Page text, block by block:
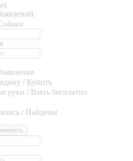
/ Купить
руки / Взять бесплатно
/ Найдены